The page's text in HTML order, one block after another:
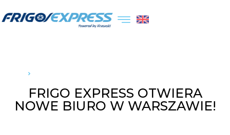
FRIGO EXPRESS OTWIERA
NOWE BIURO W WARSZAWIE!